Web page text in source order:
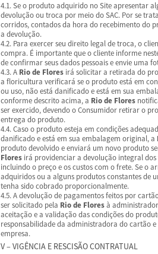
4.1. Se o produto adquirido no Site apresentar
devolução ou troca por meio do SAC. Por se
corridos, contados da hora do recebimento do
a devolução.
4.2. Para exercer seu direito legal de troca, o
compra. É importante que o cliente informe
de confirmar seus dados pessoais e envie uma
4.3. A Rio de Flores irá solicitar a retirada do
a floricultura verificará se o produto está em
ou uso, não está danificado e está em sua
conforme descrito acima, a Rio de Flores
ser exercido, devendo o Consumidor retirar o
entrega do produto.
4.4. Caso o produto esteja em condições
danificado e está em sua embalagem original, a
produto devolvido e enviará um novo produto
Flores irá providenciar a devolução integral
incluindo o preço e os custos com o frete. Se o
adquiridos ou a alguns produtos constantes de
tenha sido cobrado proporcionalmente.
4.5. A devolução de pagamentos feitos por
ser solicitado pela Rio de Floresà
aceitação e a validação das condições do
responsabilidade da administradora do cartão
empresa.
V – VIGÊNCIA E RESCISÃO CONTRATUAL